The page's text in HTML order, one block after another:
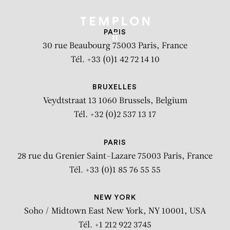
PARIS
30 rue Beaubourg 75003 Paris, France
Tél. +33 (0)1 42 72 14 10
BRUXELLES
Veydtstraat 13 1060 Brussels, Belgium
Tél. +32 (0)2 537 13 17
PARIS
28 rue du Grenier Saint-Lazare 75003 Paris, France
Tél. +33 (0)1 85 76 55 55
NEW YORK
Soho / Midtown East New York, NY 10001, USA
Tél. +1 212 922 3745